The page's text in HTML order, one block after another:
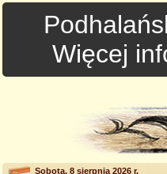
Więcej
Sobota, 8 sierpnia 2026 r.